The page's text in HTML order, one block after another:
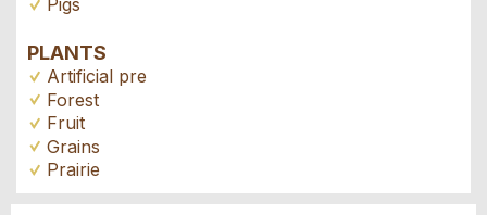
Pigs
PLANTS
Artificial pre
Forest
Fruit
Grains
Prairie